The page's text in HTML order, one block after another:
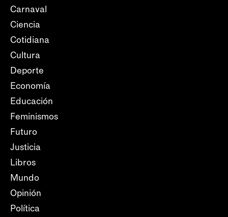
Carnaval
Ciencia
Cotidiana
Cultura
Deporte
Economía
Educación
Feminismos
Futuro
Justicia
Libros
Mundo
Opinión
Política